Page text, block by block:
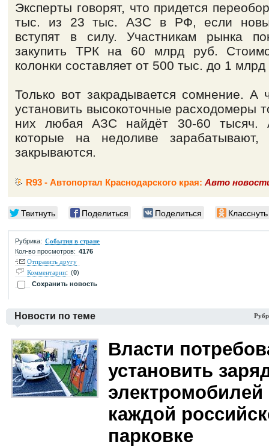
Эксперты говорят, что придется
тыс. из 23 тыс. АЗС в РФ, если
вступят в силу. Участникам рынка
закупить ТРК на 60 млрд руб.
колонки составляет от 500 тыс. до 1 млрд
Только вот закрадывается сомнение. А
установить высокоточные расходомеры
них любая АЗС найдёт 30-60
которые на недоливе зарабатывают,
закрываются.
R93 - Автопортал Краснодарского края: Авто
Твитнуть Поделиться Поделиться Класснуть
Рубрика: События в стране
Кол-во просмотров: 4176
Отправить другу
Комментарии: (0)
Сохранить новость
Новости по теме
Власти
установить
электромобилей
каждой
парковке